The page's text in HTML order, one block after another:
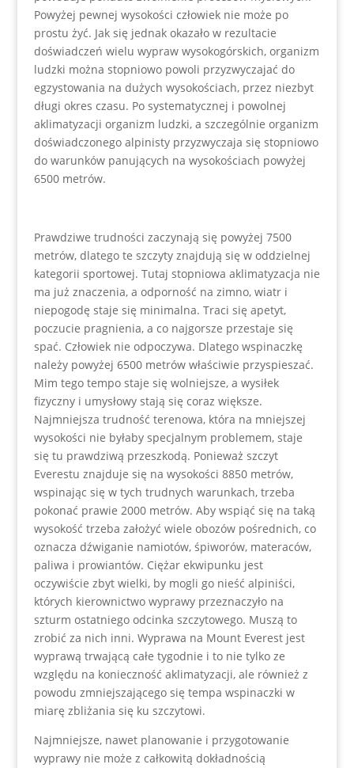
Powyżej pewnej wysokości człowiek nie może po
prostu żyć. Jak się jednak okazało w rezultacie
doświadczeń wielu wypraw wysokogórskich, organizm
ludzki można stopniowo powoli przyzwyczajać do
egzystowania na dużych wysokościach, przez niezbyt
długi okres czasu. Po systematycznej i powolnej
aklimatyzacji organizm ludzki, a szczególnie organizm
doświadczonego alpinisty przyzwyczaja się stopniowo
do warunków panujących na wysokościach powyżej
6500 metrów.
Prawdziwe trudności zaczynają się powyżej 7500
metrów, dlatego te szczyty znajdują się w oddzielnej
kategorii sportowej. Tutaj stopniowa aklimatyzacja nie
ma już znaczenia, a odporność na zimno, wiatr i
niepogodę staje się minimalna. Traci się apetyt,
poczucie pragnienia, a co najgorsze przestaje się
spać. Człowiek nie odpoczywa. Dlatego wspinaczkę
należy powyżej 6500 metrów właściwie przyspieszać.
Mim tego tempo staje się wolniejsze, a wysiłek
fizyczny i umysłowy stają się coraz większe.
Najmniejsza trudność terenowa, która na mniejszej
wysokości nie byłaby specjalnym problemem, staje
się tu prawdziwą przeszkodą. Ponieważ szczyt
Everestu znajduje się na wysokości 8850 metrów,
wspinając się w tych trudnych warunkach, trzeba
pokonać prawie 2000 metrów. Aby wspiąć się na taką
wysokość trzeba założyć wiele obozów pośrednich, co
oznacza dźwiganie namiotów, śpiworów, materaców,
paliwa i prowiantów. Ciężar ekwipunku jest
oczywiście zbyt wielki, by mogli go nieść alpiniści,
których kierownictwo wyprawy przeznaczyło na
szturm ostatniego odcinka szczytowego. Muszą to
zrobić za nich inni. Wyprawa na Mount Everest jest
wyprawą trwającą całe tygodnie i to nie tylko ze
względu na konieczność aklimatyzacji, ale również z
powodu zmniejszającego się tempa wspinaczki w
miarę zbliżania się ku szczytowi.
Najmniejsze, nawet planowanie i przygotowanie
wyprawy nie może z całkowitą dokładnością